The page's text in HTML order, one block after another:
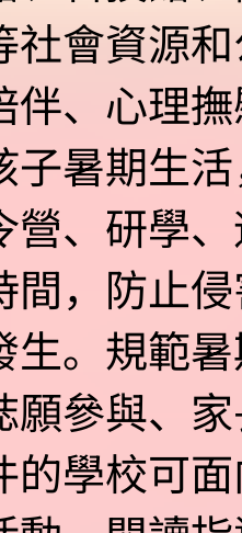
社會資源
伴、心理
子暑期生
營、研學
間，防止
生。規範
願參與、
的學校可